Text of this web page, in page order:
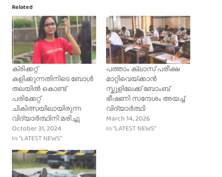
Related
ക്രിക്കറ്റ്
കളിക്കുന്നതിനിടെ ബോൾ
തലയിൽ കൊണ്ട്
പരിക്കേറ്റ്
ചികിത്സയിലായിരുന്ന
വിദ്യാർത്ഥിനി മരിച്ചു
October 31, 2024
In "LATEST NEWS"
പത്താം ക്ലാസ് പരീക്ഷ
മാറ്റിവെയ്ക്കാൻ
സ്കൂളിലേക്ക് ബോംബ്
ഭീഷണി സന്ദേശം അയച്ച്
വിദ്യാർത്ഥി
March 14, 2026
In "LATEST NEWS"